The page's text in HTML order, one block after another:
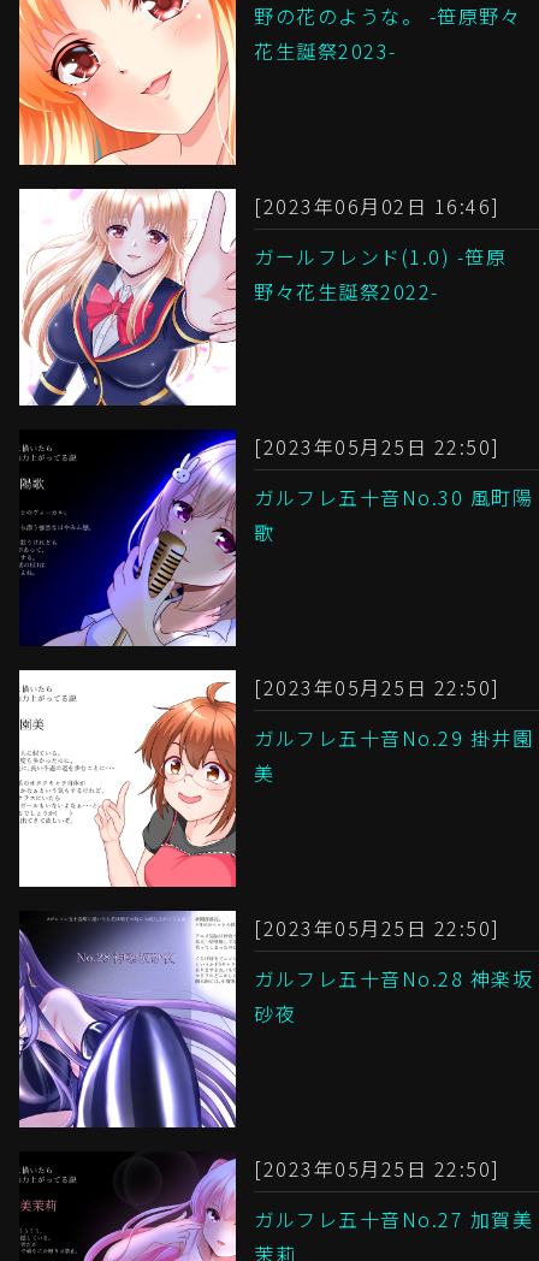
野の花のような。 -笹原野々
花生誕祭2023-
[2023年06月02日 16:46]
ガールフレンド(1.0) -笹原
野々花生誕祭2022-
[2023年05月25日 22:50]
ガルフレ五十音No.30 風町陽
歌
[2023年05月25日 22:50]
ガルフレ五十音No.29 掛井園
美
[2023年05月25日 22:50]
ガルフレ五十音No.28 神楽坂
砂夜
[2023年05月25日 22:50]
ガルフレ五十音No.27 加賀美
茉莉